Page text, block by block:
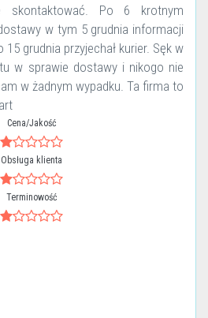
skontaktować. Po 6 krotnym
w tym 5 grudnia informacji
grudnia przyjechał kurier. Sęk w
w sprawie dostawy i nikogo nie
w żadnym wypadku. Ta firma to
Cena/Jakość
Obsługa klienta
Terminowość